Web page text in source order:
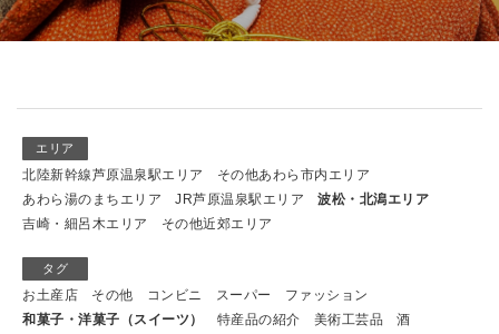
エリア
北陸新幹線芦原温泉駅エリア
その他あわら市内エリア
あわら湯のまちエリア
JR芦原温泉駅エリア
波松・北潟エリア
吉崎・細呂木エリア
その他近郊エリア
タグ
お土産店 その他 コンビニ スーパー
ファッション
和菓子・洋菓子（スイーツ）
特産品の紹介 美術工芸品
酒